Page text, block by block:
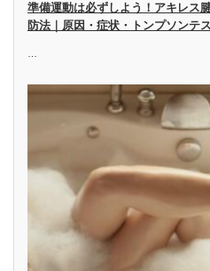
準備運動は必ずしよう！アキレス
防法｜原因・症状・トンプソンテ